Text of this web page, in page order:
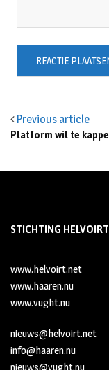
Previous article
Platform wil te
STICHTING
www.helvoirt.net
www.haaren.nu
www.vught.nu
nieuws@helvoirt.net
info@haaren.nu
nieuws@vught.nu